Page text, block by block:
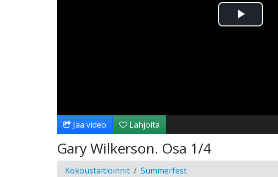
Toista
Jaa video Lahjoita
Gary Wilkerson. Osa 1/4
Kokoustaltioinnit Summerfest